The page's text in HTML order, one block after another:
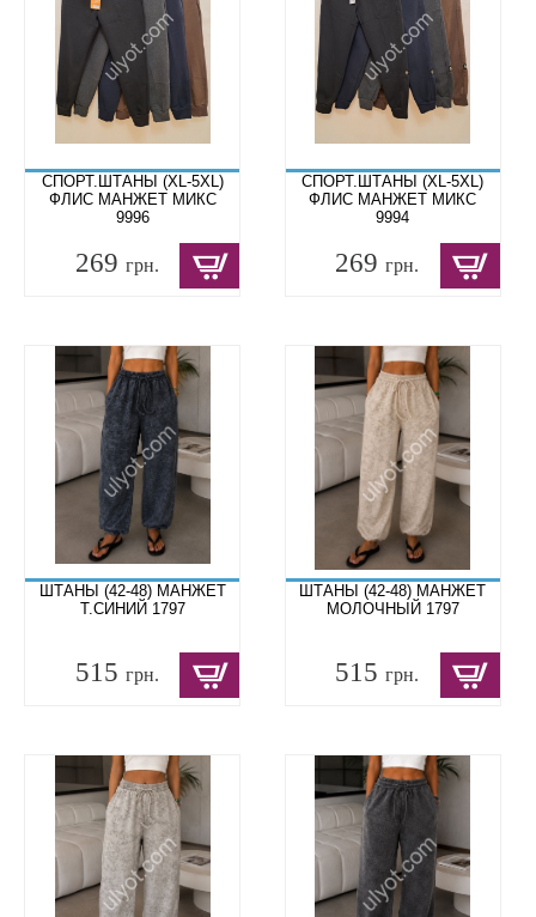
СПОРТ.ШТАНЫ (XL-5XL)
ФЛИС МАНЖЕТ МИКС
9996
269 грн.
СПОРТ.ШТАНЫ (XL-5XL)
ФЛИС МАНЖЕТ МИКС
9994
269грн.
ШТАНЫ (42-48) МАНЖЕТ
Т.СИНИЙ 1797
515 грн.
ШТАНЫ (42-48) МАНЖЕТ
МОЛОЧНЫЙ 1797
515грн.